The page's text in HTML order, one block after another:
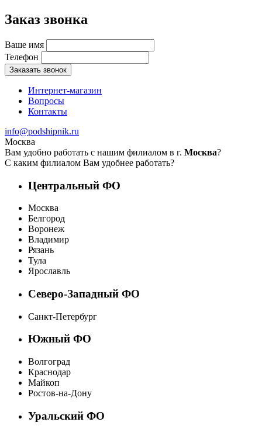
Заказ звонка
Ваше имя
Телефон
Заказать звонок
Интернет-магазин
Вопросы
Контакты
info@podshipnik.ru
Москва
Вам удобно работать с нашим филиалом в г. Москва?
С каким филиалом Вам удобнее работать?
Центральный ФО
Москва
Белгород
Воронеж
Владимир
Рязань
Тула
Ярославль
Северо-Западный ФО
Санкт-Петербург
Южный ФО
Волгоград
Краснодар
Майкоп
Ростов-на-Дону
Уральский ФО